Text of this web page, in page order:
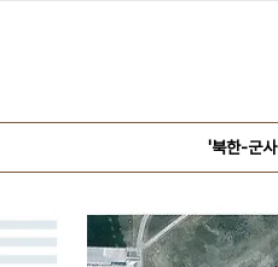
'북한-군